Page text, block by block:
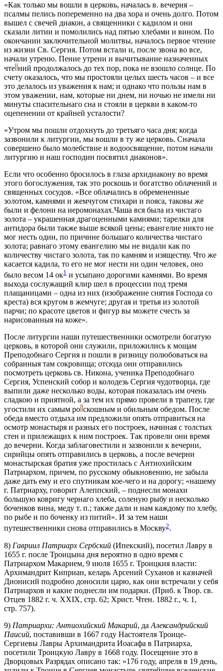
«Как только мы вошли в церковь, началась в. вечерня –
псалмы пелись попеременно на два хора и очень долго. Потом
вышел с свечей диакон, а священники с кадилом и они
сказали литии и помолились над пятью хлебами и вином. По
окончании заключительной молитвы, началось первое чтение
из жизни Св. Сергия. Потом встали и, после звона во все,
начали утреню. Пение утрени и вычитывание назначенных
чте ний продолжалось до тех пор, пока не взошло солнце. По
счету оказалось, что мы простояли целых шесть часов – и все
это делалось из уважения к нам; и однако что пользы нам в
этом уважении, нам, которые ни днем, ни ночью не имели ни
минуты спасительнаго сна и стояли в церкви в каком-то
оцепенении от крайней усталости?
«Утром мы пошли отдохнуть до третьяго часа дня; когда
зазвонили к литургии, мы вошли в ту же церковь. Сначала
совершено было молебствие и водоосвящение, потом начали
литургию и наш господин посвятил диаконов».
Если что особенно бросилось в глаза архидиакону во время
этого богослужения, так это роскошь и богатство облачений и
священных сосудов. «Все облачались в обремененные
золотом, камнями и жемчугом стихари и пояса, таковы же
были и фелони на иеромонахах.Чаша вся была из чистаго
золота – украшенная драгоценными камнями; тарелки для
антидора были также выше всякой цены; евангелие никто не
мог несть один, по причине большаго количества чистаго
золота; равнаго этому евангелию мы не видали как по
количеству чистаго золота, так по камням и изяществу. Что же
касается кадила, то его не мог нести ни один человек, оно
было весом 14 ок1 и усыпано дорогими камнями. Во время
выхода сослужащий клир шел в процессии под тремя
плащаницами – одна из них (изображение снятия Господа со
креста) вся кругом в жемчуге; другая и третья из золотой
парчи; по красоте цветов и фигур вы можете счесть за
нарисованныя на коже».
После литургии наши путешественники осмотрели богатую
церковь, в которой они служили, приложились к мощам
Преподобнаго Сергия и пошли в ризницу полюбоваться на
собранныя там сокровища; отсюда они отправились
посмотреть церковь св. Никона, ученика Преподобнаго
Сергия, Успенский собор и колодезь Сергия чудотворца, где
выпили даже несколько воды, которая показалась им очень
сладкою и приятной, а за тем их прямо провели в трапезу, где
угостили их самым ро скошным и обильным обедом. После
обеда вместо отдыха им предложили опять отправиться на
осмотр монастыря и разных его построек, начиная с толстых
стен и прилежащих к ним построек. Так провели они время
до вечерни. Когда заблаговестили и зазвонили к вечерни,
сирийцы опять отправились в церковь, а после вечерни
монастырская братия уже простилась с Антиохийским
Патриархом, причем, по русскому обыкновению, не забыла
даже дать ему и его спутникам кое-чего и на дорогу; «нашему
г. Патриарху, говорит Алеппский, – поднесли монахи
большую ковригу чернаго хлеба, соленую рыбу и несколько
боченков вина, меду т. п.; также дали и нам каждому по хлебу,
по рыбе и по боченку из питий». И за тем наши
путешественники снова отправились в Москву2.
8) Гавриил Патриарх Сербский (Ипекский), посетил Лавру в
1655 г. после Троицына дня вероятно в одно время с
Патриархом Макарием, 9 июля 1655 г. Троицкия власти:
Архимандрит Киприан, келарь Арсений Суханов и казначей
Дионисий подробно доносили царю, как они встречали у себя
Патриархов и какие поднесли им подарки. (Приб. к Твор. св.
Отцев 1882 г. ч. XXIX, стр. 62; Христ. Чтен. 1882 г., ч. 1,
стр. 757).
9) Патриархи: Антиохийский Макарий, да Александрийский
Паисий, поставивши в 1667 году Настоятеля Троице-
Сергиевы Лавры Архимандрита Иоасафа в Патриарха,
посетили Троицкую Лавру в 1668 году. Посещение это в
Дворцовых Разрядах описано так: «176 году, апреля в 19 день,